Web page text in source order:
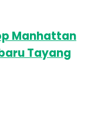
Manhattan
Tayang